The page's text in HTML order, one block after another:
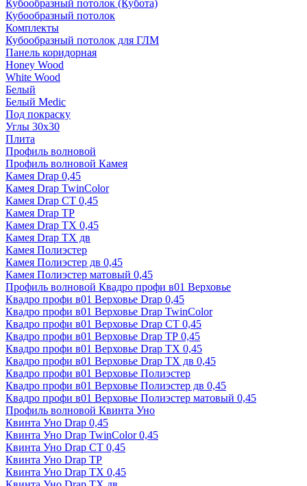
Кубообразный потолок (Кубота)
Кубообразный потолок
Комплекты
Кубообразный потолок для ГЛМ
Панель коридорная
Honey Wood
White Wood
Белый
Белый Medic
Под покраску
Углы 30х30
Плита
Профиль волновой
Профиль волновой Камея
Камея Drap 0,45
Камея Drap TwinColor
Камея Drap СТ 0,45
Камея Drap ТР
Камея Drap ТХ 0,45
Камея Drap ТХ дв
Камея Полиэстер
Камея Полиэстер дв 0,45
Камея Полиэстер матовый 0,45
Профиль волновой Квадро профи в01 Верховье
Квадро профи в01 Верховье Drap 0,45
Квадро профи в01 Верховье Drap TwinColor
Квадро профи в01 Верховье Drap СТ 0,45
Квадро профи в01 Верховье Drap ТР 0,45
Квадро профи в01 Верховье Drap ТХ 0,45
Квадро профи в01 Верховье Drap ТХ дв 0,45
Квадро профи в01 Верховье Полиэстер
Квадро профи в01 Верховье Полиэстер дв 0,45
Квадро профи в01 Верховье Полиэстер матовый 0,45
Профиль волновой Квинта Уно
Квинта Уно Drap 0,45
Квинта Уно Drap TwinColor 0,45
Квинта Уно Drap СТ 0,45
Квинта Уно Drap ТР
Квинта Уно Drap ТХ 0,45